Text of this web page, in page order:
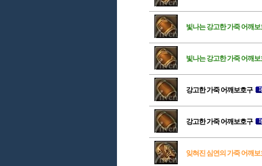
빛나는 강고한 가죽 어깨보
빛나는 강고한 가죽 어깨보
강고한 가죽 어깨보호구
강고한 가죽 어깨보호구
잊혀진 심연의 가죽 어깨보